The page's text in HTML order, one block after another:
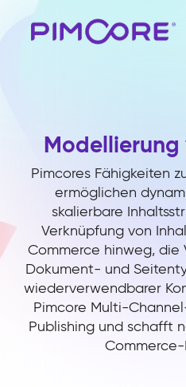
Pimcores Fähigkeiten
ermöglichen
skalierbare
Verknüpfung von
Commerce hinweg, die
Dokument- und
wiederverwendbarer
Pimcore Multi-
Publishing und schafft
Commerce-